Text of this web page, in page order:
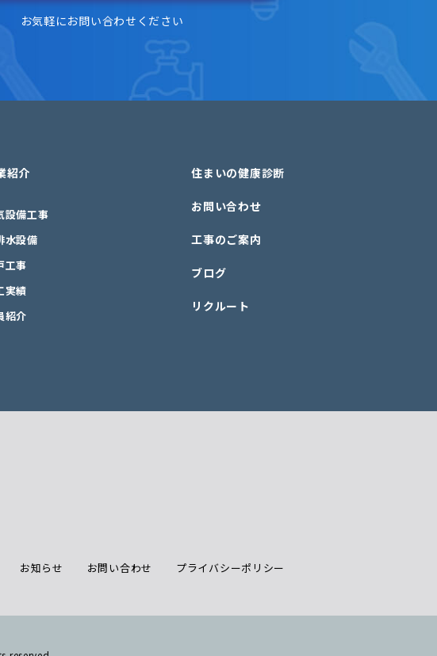
お気軽にお問い合わせください
紹介
設備工事
水設備
工事
実績
紹介
住まいの健康診断
お問い合わせ
工事のご案内
ブログ
リクルート
お知らせ お問い合わせ プライバシーポリシー